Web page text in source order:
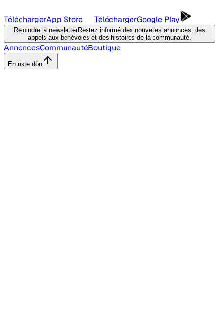
TéléchargerApp Store TéléchargerGoogle Play
Rejoindre la newsletterRestez informé des nouvelles annonces, des
appels aux bénévoles et des histoires de la communauté.
AnnoncesCommunautéBoutique
En üste dön